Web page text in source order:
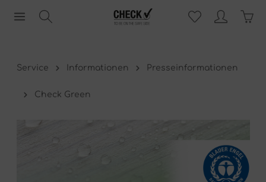
Service Informationen Presseinformationen
Check Green